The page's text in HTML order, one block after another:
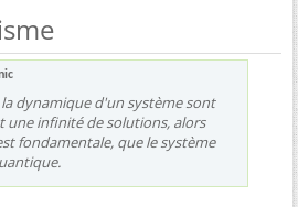
dynamique d'un système sont
une infinité de solutions, alors
fondamentale, que le système